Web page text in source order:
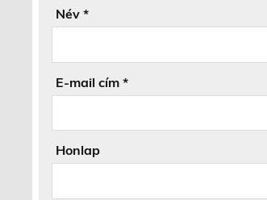
Név*
E-mail cím*
Honlap